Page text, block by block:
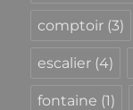
comptoir (3)
escalier (4)
fontaine (1)